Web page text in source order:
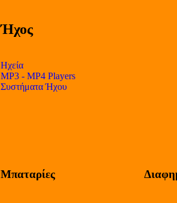
Ήχος
Ηχεία
MP3 - MP4 Players
Συστήματα Ήχου
Μπαταρίες